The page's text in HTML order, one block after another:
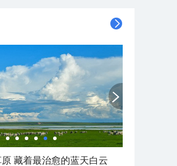
藏着最治愈的蓝天白云